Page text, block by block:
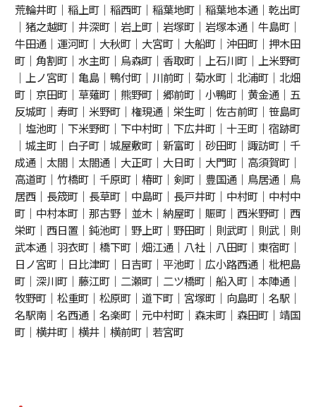
荒輪井町｜稲上町｜稲西町｜稲葉地町｜稲葉地本通｜乾出町
｜猪之越町｜井深町｜岩上町｜岩塚町｜岩塚本通｜牛島町｜
牛田通｜運河町｜大秋町｜大宮町｜大船町｜沖田町｜押木田
町｜角割町｜水主町｜烏森町｜香取町｜上石川町｜上米野町
｜上ノ宮町｜亀島｜鴨付町｜川前町｜菊水町｜北浦町｜北畑
町｜京田町｜草薙町｜熊野町｜郷前町｜小鴨町｜黄金通｜五
反城町｜寿町｜米野町｜権現通｜栄生町｜佐古前町｜笹島町
｜塩池町｜下米野町｜下中村町｜下広井町｜十王町｜宿跡町
｜城主町｜白子町｜城屋敷町｜新富町｜砂田町｜諏訪町｜千
成通｜太閤｜太閤通｜大正町｜大日町｜大門町｜高須賀町｜
高道町｜竹橋町｜千原町｜椿町｜剣町｜豊国通｜鳥居通｜鳥
居西｜長筬町｜長草町｜中島町｜長戸井町｜中村町｜中村中
町｜中村本町｜那古野｜並木｜納屋町｜賑町｜西米野町｜西
栄町｜西日置｜鈍池町｜野上町｜野田町｜則武町｜則武｜則
武本通｜羽衣町｜橋下町｜畑江通｜八社｜八田町｜東宿町｜
日ノ宮町｜日比津町｜日吉町｜平池町｜広小路西通｜枇杷島
町｜深川町｜藤江町｜二瀬町｜二ツ橋町｜船入町｜本陣通｜
牧野町｜松重町｜松原町｜道下町｜宮塚町｜向島町｜名駅｜
名駅南｜名西通｜名楽町｜元中村町｜森末町｜森田町｜靖国
町｜横井町｜横井｜横前町｜若宮町